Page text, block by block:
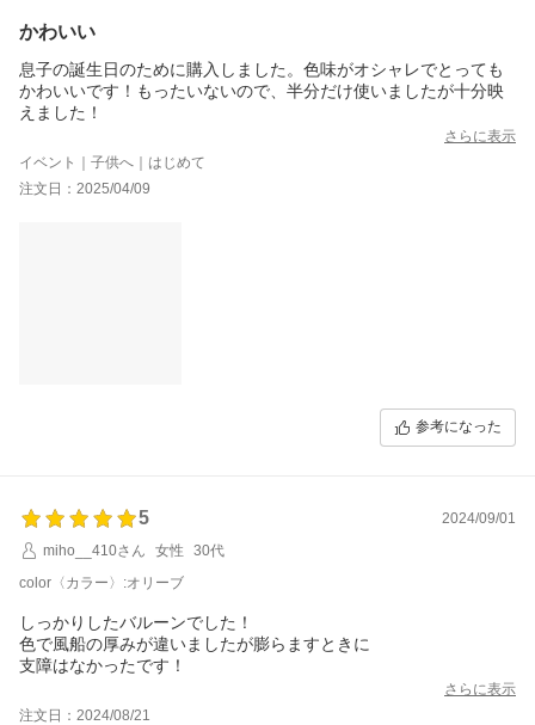
かわいい
息子の誕生日のために購入しました。色味がオシャレでとっても
かわいいです！もったいないので、半分だけ使いましたが十分映
えました！
さらに表示
イベント｜子供へ｜はじめて
注文日：2025/04/09
参考になった
5
2024/09/01
miho__410さん
女性
30代
color〈カラー〉:オリーブ
しっかりしたバルーンでした！
色で風船の厚みが違いましたが膨らますときに
支障はなかったです！
さらに表示
注文日：2024/08/21